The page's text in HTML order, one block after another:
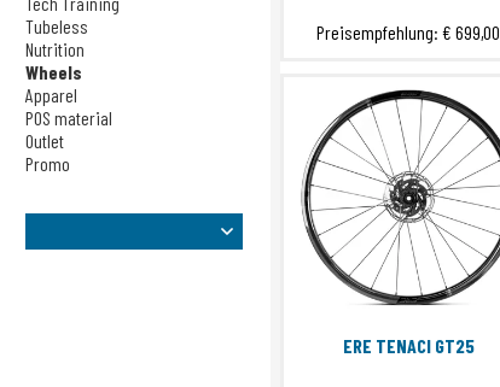
Taschen
Tubeless
Nutrition
Wheels
Apparel
POS material
Outlet
Promo
Tubeless
Nutrition
Wheels
Apparel
POS material
Outlet
Promo
Preisempfehlung:€ 699,00
ERE TENACI GT25